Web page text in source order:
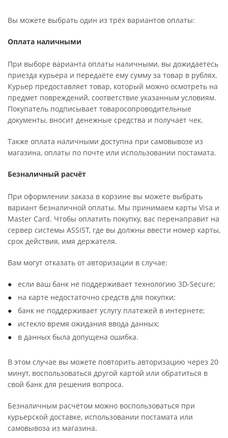
Вы можете выбрать один из трёх вариантов оплаты:
Оплата наличными
При выборе варианта оплаты наличными, вы дожидаетесь
приезда курьера и передаёте ему сумму за товар в рублях.
Курьер предоставляет товар, который можно осмотреть на
предмет повреждений, соответствие указанным условиям.
Покупатель подписывает товаросопроводительные
документы, вносит денежные средства и получает чек.
Также оплата наличными доступна при самовывозе из
магазина, оплаты по почте или использовании постамата.
Безналичный расчёт
При оформлении заказа в корзине вы можете выбрать
вариант безналичной оплаты. Мы принимаем карты Visa и
Master Card. Чтобы оплатить покупку, вас перенаправит на
сервер системы ASSIST, где вы должны ввести номер карты,
срок действия, имя держателя.
Вам могут отказать от авторизации в случае:
если ваш банк не поддерживает технологию 3D-Secure;
на карте недостаточно средств для покупки;
банк не поддерживает услугу платежей в интернете;
истекло время ожидания ввода данных;
в данных была допущена ошибка.
В этом случае вы можете повторить авторизацию через 20
минут, воспользоваться другой картой или обратиться в
свой банк для решения вопроса.
Безналичным расчётом можно воспользоваться при
курьерской доставке, использовании постамата или
самовывоза из магазина.